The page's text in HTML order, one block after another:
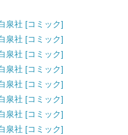
泉社 [コミック]
泉社 [コミック]
泉社 [コミック]
泉社 [コミック]
泉社 [コミック]
泉社 [コミック]
泉社 [コミック]
泉社 [コミック]